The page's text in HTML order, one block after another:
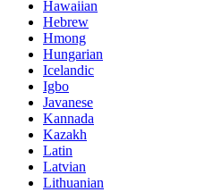
Hawaiian
Hebrew
Hmong
Hungarian
Icelandic
Igbo
Javanese
Kannada
Kazakh
Latin
Latvian
Lithuanian